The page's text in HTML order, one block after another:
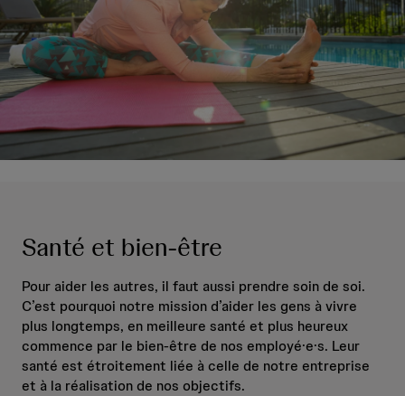
Santé et bien-être
Pour aider les autres, il faut aussi prendre soin de soi.
C’est pourquoi notre mission d’aider les gens à vivre
plus longtemps, en meilleure santé et plus heureux
commence par le bien-être de nos employé·e·s. Leur
santé est étroitement liée à celle de notre entreprise
et à la réalisation de nos objectifs.